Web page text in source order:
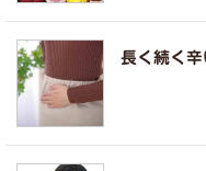
長く続く辛